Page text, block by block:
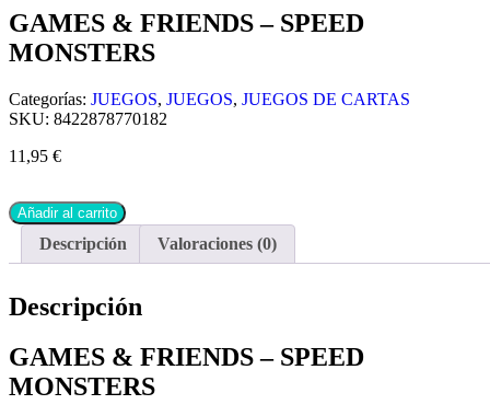
GAMES & FRIENDS – SPEED
MONSTERS
Categorías: JUEGOS, JUEGOS, JUEGOS DE CARTAS
SKU: 8422878770182
11,95 €
Añadir al carrito
Descripción Valoraciones (0)
Descripción
GAMES & FRIENDS – SPEED
MONSTERS